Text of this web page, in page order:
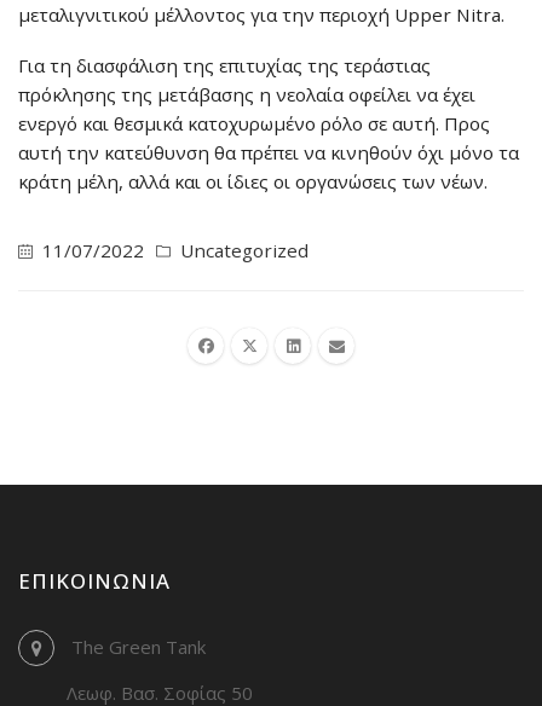
μεταλιγνιτικού μέλλοντος για την περιοχή Upper Nitra.
Για τη διασφάλιση της επιτυχίας της τεράστιας
πρόκλησης της μετάβασης η νεολαία οφείλει να έχει
ενεργό και θεσμικά κατοχυρωμένο ρόλο σε αυτή. Προς
αυτή την κατεύθυνση θα πρέπει να κινηθούν όχι μόνο τα
κράτη μέλη, αλλά και οι ίδιες οι οργανώσεις των νέων.
11/07/2022 Uncategorized
ΕΠΙΚΟΙΝΩΝΊΑ
The Green Tank
Λεωφ. Βασ. Σοφίας 50